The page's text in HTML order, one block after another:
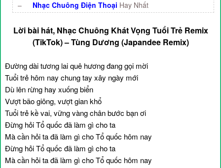
–
Nhạc Chuông Điện Thoại Hay Nhất
Lời bài hát, Nhạc Chuông Khát Vọng Tuổi Trẻ Remix
(TikTok) – Tùng Dương (Japandee Remix)
Đường dài tương lai quê hương đang gọi mời
Tuổi trẻ hôm nay chung tay xây ngày mới
Dù lên rừng hay xuống biển
Vượt bão giông, vượt gian khổ
Tuổi trẻ kề vai, vững vàng chân bước bạn ơi
Đừng hỏi Tổ quốc đã làm gì cho ta
Mà cần hỏi ta đã làm gì cho Tổ quốc hôm nay
Đừng hỏi Tổ quốc đã làm gì cho ta
Mà cần hỏi ta đã làm gì cho Tổ quốc hôm nay